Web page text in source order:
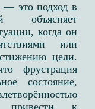
— это подход в
объясняет
когда он
или
цели.
фрустрация
состояние,